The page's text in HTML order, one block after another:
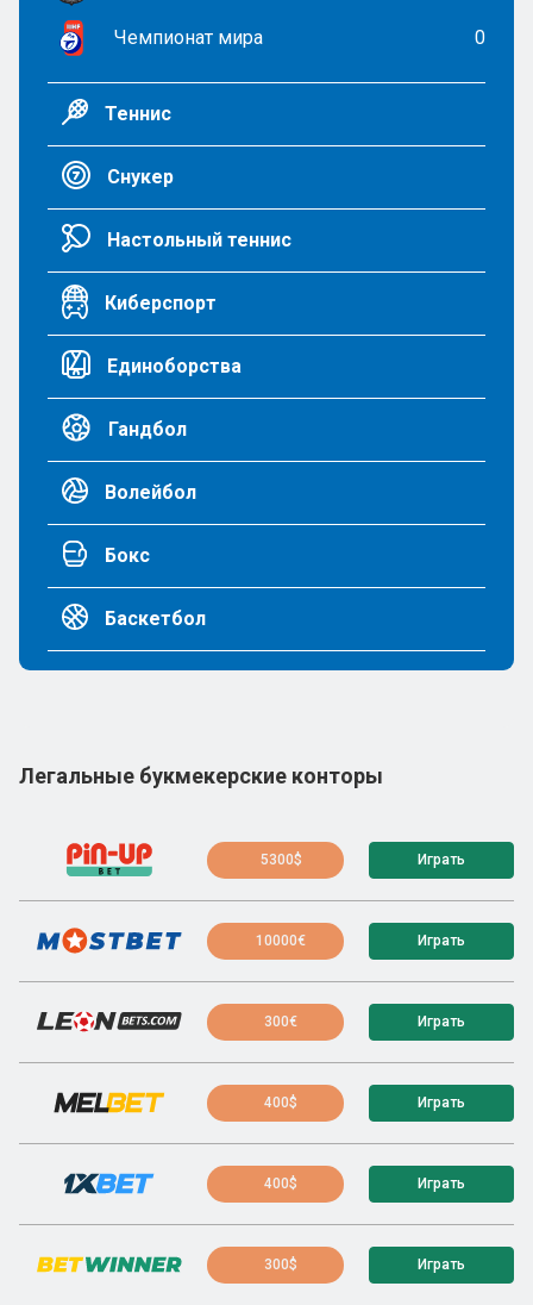
Чемпионат мира 0
Теннис
Снукер
Настольный теннис
Киберспорт
Единоборства
Гандбол
Волейбол
Бокс
Баскетбол
Легальные букмекерские конторы
5300$ Играть
10000€ Играть
300€ Играть
400$ Играть
400$ Играть
300$ Играть